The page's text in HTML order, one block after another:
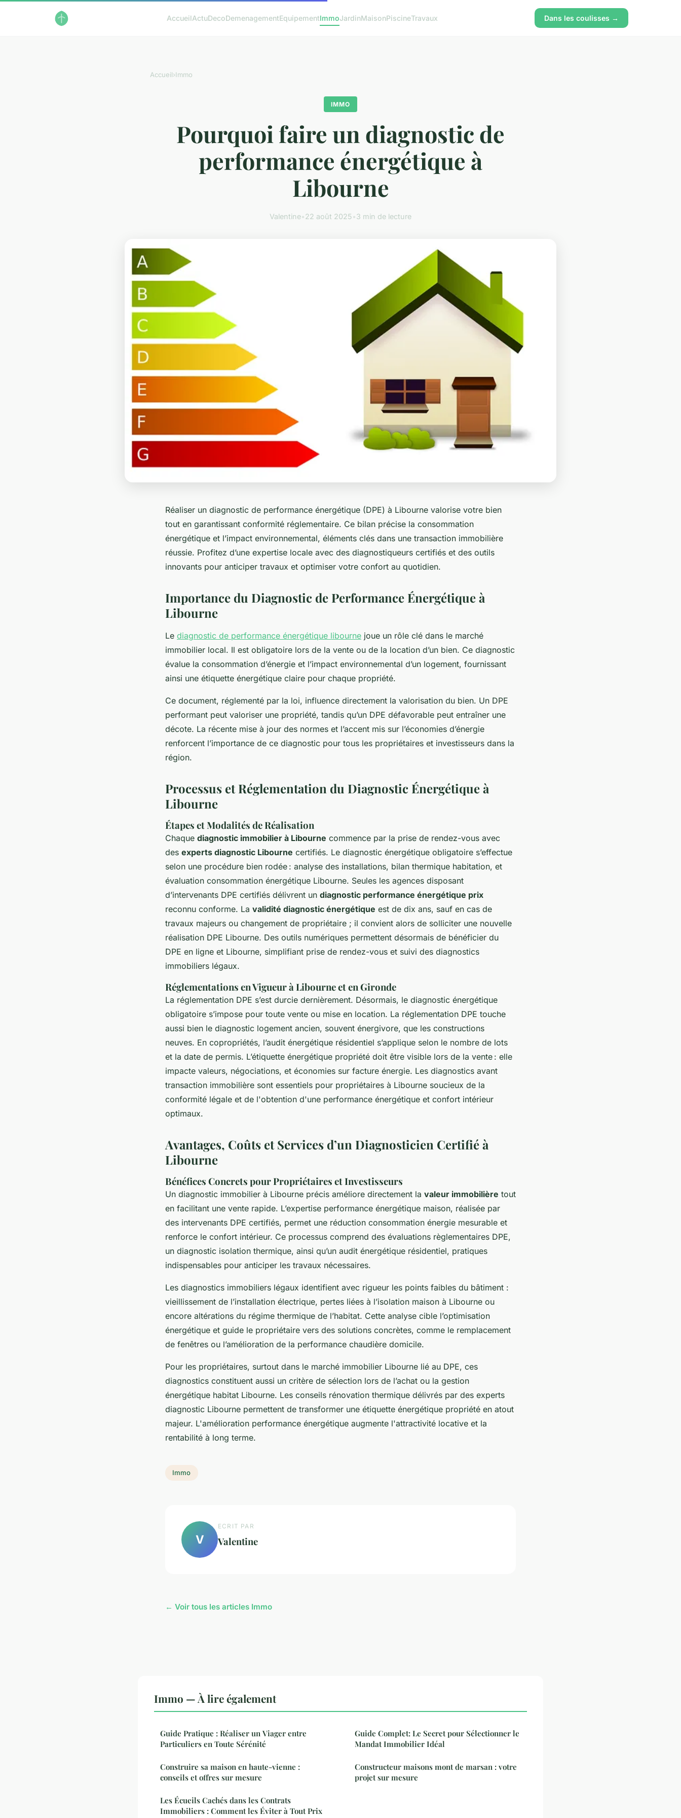
AccueilActuDecoDemenagementEquipementImmoJardinMaisonPiscineTravaux Dans les coulisses →
Accueil›Immo
IMMO
Pourquoi faire un diagnostic de
performance énergétique à
Libourne
Valentine•22 août 2025•3 min de lecture
Réaliser un diagnostic de performance énergétique (DPE) à Libourne valorise votre bien
tout en garantissant conformité réglementaire. Ce bilan précise la consommation
énergétique et l’impact environnemental, éléments clés dans une transaction immobilière
réussie. Profitez d’une expertise locale avec des diagnostiqueurs certifiés et des outils
innovants pour anticiper travaux et optimiser votre confort au quotidien.
Importance du Diagnostic de Performance Énergétique à
Libourne
Le diagnostic de performance énergétique libourne joue un rôle clé dans le marché
immobilier local. Il est obligatoire lors de la vente ou de la location d’un bien. Ce diagnostic
évalue la consommation d’énergie et l’impact environnemental d’un logement, fournissant
ainsi une étiquette énergétique claire pour chaque propriété.
Ce document, réglementé par la loi, influence directement la valorisation du bien. Un DPE
performant peut valoriser une propriété, tandis qu’un DPE défavorable peut entraîner une
décote. La récente mise à jour des normes et l’accent mis sur l’économies d’énergie
renforcent l’importance de ce diagnostic pour tous les propriétaires et investisseurs dans la
région.
Processus et Réglementation du Diagnostic Énergétique à
Libourne
Étapes et Modalités de Réalisation
Chaque diagnostic immobilier à Libourne commence par la prise de rendez-vous avec
des experts diagnostic Libourne certifiés. Le diagnostic énergétique obligatoire s’effectue
selon une procédure bien rodée : analyse des installations, bilan thermique habitation, et
évaluation consommation énergétique Libourne. Seules les agences disposant
d’intervenants DPE certifiés délivrent un diagnostic performance énergétique prix
reconnu conforme. La validité diagnostic énergétique est de dix ans, sauf en cas de
travaux majeurs ou changement de propriétaire ; il convient alors de solliciter une nouvelle
réalisation DPE Libourne. Des outils numériques permettent désormais de bénéficier du
DPE en ligne et Libourne, simplifiant prise de rendez-vous et suivi des diagnostics
immobiliers légaux.
Réglementations en Vigueur à Libourne et en Gironde
La réglementation DPE s’est durcie dernièrement. Désormais, le diagnostic énergétique
obligatoire s’impose pour toute vente ou mise en location. La réglementation DPE touche
aussi bien le diagnostic logement ancien, souvent énergivore, que les constructions
neuves. En copropriétés, l’audit énergétique résidentiel s’applique selon le nombre de lots
et la date de permis. L’étiquette énergétique propriété doit être visible lors de la vente : elle
impacte valeurs, négociations, et économies sur facture énergie. Les diagnostics avant
transaction immobilière sont essentiels pour propriétaires à Libourne soucieux de la
conformité légale et de l'obtention d'une performance énergétique et confort intérieur
optimaux.
Avantages, Coûts et Services d’un Diagnosticien Certifié à
Libourne
Bénéfices Concrets pour Propriétaires et Investisseurs
Un diagnostic immobilier à Libourne précis améliore directement la valeur immobilière tout
en facilitant une vente rapide. L’expertise performance énergétique maison, réalisée par
des intervenants DPE certifiés, permet une réduction consommation énergie mesurable et
renforce le confort intérieur. Ce processus comprend des évaluations règlementaires DPE,
un diagnostic isolation thermique, ainsi qu’un audit énergétique résidentiel, pratiques
indispensables pour anticiper les travaux nécessaires.
Les diagnostics immobiliers légaux identifient avec rigueur les points faibles du bâtiment :
vieillissement de l’installation électrique, pertes liées à l’isolation maison à Libourne ou
encore altérations du régime thermique de l’habitat. Cette analyse cible l’optimisation
énergétique et guide le propriétaire vers des solutions concrètes, comme le remplacement
de fenêtres ou l’amélioration de la performance chaudière domicile.
Pour les propriétaires, surtout dans le marché immobilier Libourne lié au DPE, ces
diagnostics constituent aussi un critère de sélection lors de l’achat ou la gestion
énergétique habitat Libourne. Les conseils rénovation thermique délivrés par des experts
diagnostic Libourne permettent de transformer une étiquette énergétique propriété en atout
majeur. L'amélioration performance énergétique augmente l'attractivité locative et la
rentabilité à long terme.
Immo
V
ECRIT PAR
Valentine
← Voir tous les articles Immo
Immo — À lire également
Guide Pratique : Réaliser un Viager entre
Particuliers en Toute Sérénité
Construire sa maison en haute-vienne :
conseils et offres sur mesure
Les Écueils Cachés dans les Contrats
Immobiliers : Comment les Éviter à Tout Prix
Guide Complet: Le Secret pour Sélectionner le
Mandat Immobilier Idéal
Constructeur maisons mont de marsan : votre
projet sur mesure